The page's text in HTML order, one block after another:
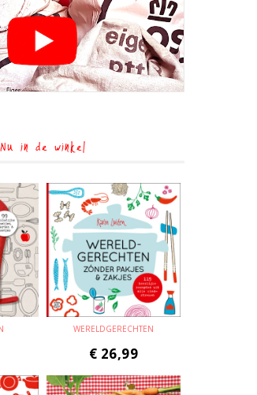
Nu in de winkel
WERELDGERECHTEN
€ 26,99